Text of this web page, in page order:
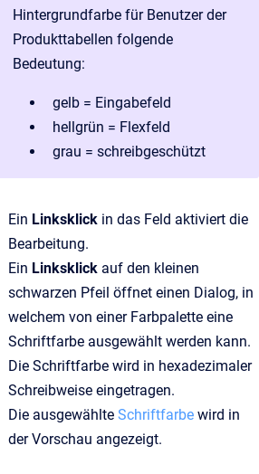
Hintergrundfarbe für Benutzer der
Produkttabellen folgende
Bedeutung:
gelb = Eingabefeld
hellgrün = Flexfeld
grau = schreibgeschützt
Ein Linksklick in das Feld aktiviert die
Bearbeitung.
Ein Linksklick auf den kleinen
schwarzen Pfeil öffnet einen Dialog, in
welchem von einer Farbpalette eine
Schriftfarbe ausgewählt werden kann.
Die Schriftfarbe wird in hexadezimaler
Schreibweise eingetragen.
Die ausgewählte Schriftfarbe wird in
der Vorschau angezeigt.